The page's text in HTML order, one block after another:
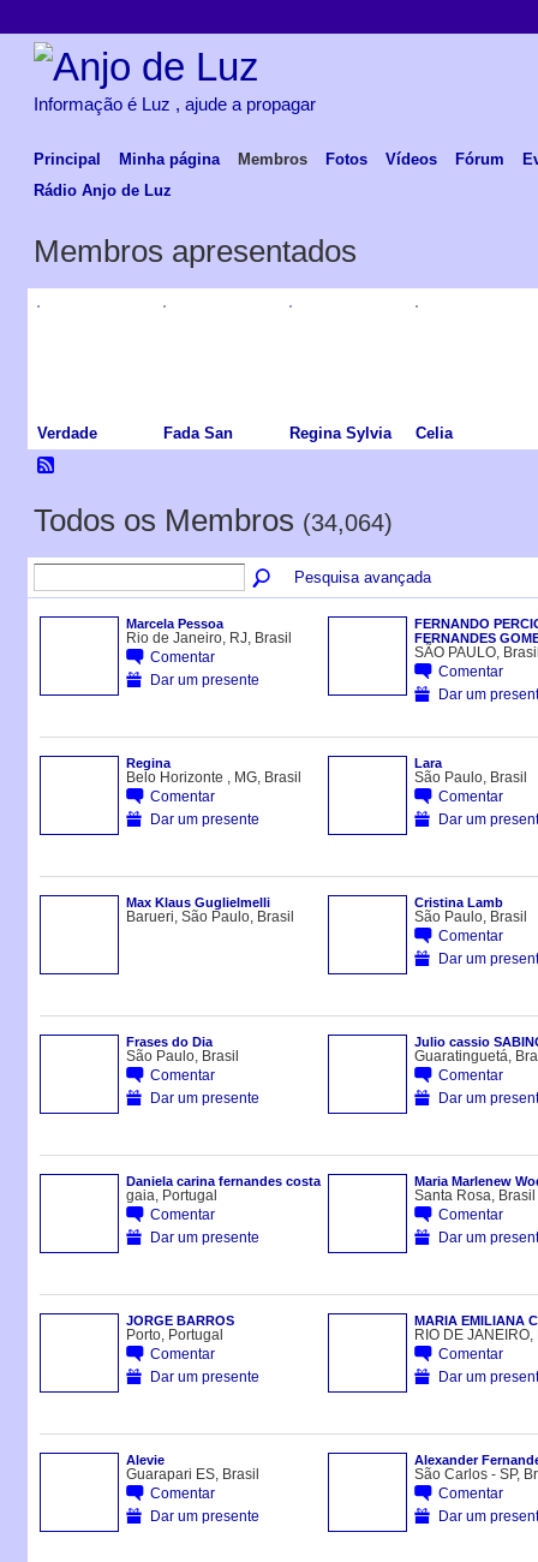
Informação é Luz , ajude a propagar
Principal Minha página Membros Fotos Vídeos Fórum
Rádio Anjo de Luz
Membros apresentados
Verdade Fada San Regina Sylvia Celia
Todos os Membros (34,064)
Pesquisa avançada
Marcela Pessoa
Rio de Janeiro, RJ, Brasil
Comentar
Dar um presente
FERNANDO
FERNANDES
SÃO PAULO,
Comentar
Dar um
Regina
Belo Horizonte , MG, Brasil
Comentar
Dar um presente
Lara
São Paulo, Brasil
Comentar
Dar um
Max Klaus Guglielmelli
Barueri, São Paulo, Brasil
Cristina Lamb
São Paulo, Brasil
Comentar
Dar um
Frases do Dia
São Paulo, Brasil
Comentar
Dar um presente
Julio cassio
Guaratinguetá,
Comentar
Dar um
Daniela carina fernandes costa
gaia, Portugal
Comentar
Dar um presente
Maria Marlenew
Santa Rosa, Brasil
Comentar
Dar um
JORGE BARROS
Porto, Portugal
Comentar
Dar um presente
MARIA EMILIANA
RIO DE JANEIRO,
Comentar
Dar um
Alevie
Guarapari ES, Brasil
Comentar
Dar um presente
Alexander
São Carlos - SP,
Comentar
Dar um